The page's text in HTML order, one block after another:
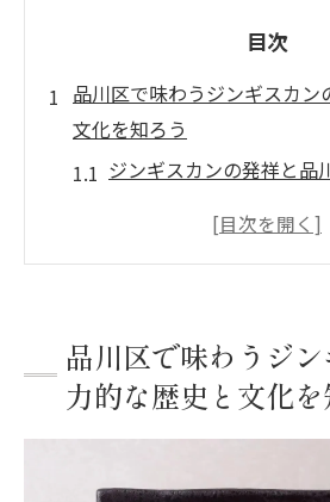
目次
品川区で味わうジンギスカン
文化を知ろう
ジンギスカンの発祥と品
品川区で根付くジンギス
ジンギスカンの伝統を継
力
品川区のジンギスカン文
ジンギスカン飲み会で心地よ
品川区で味わうジ
力的な歴史と文化を